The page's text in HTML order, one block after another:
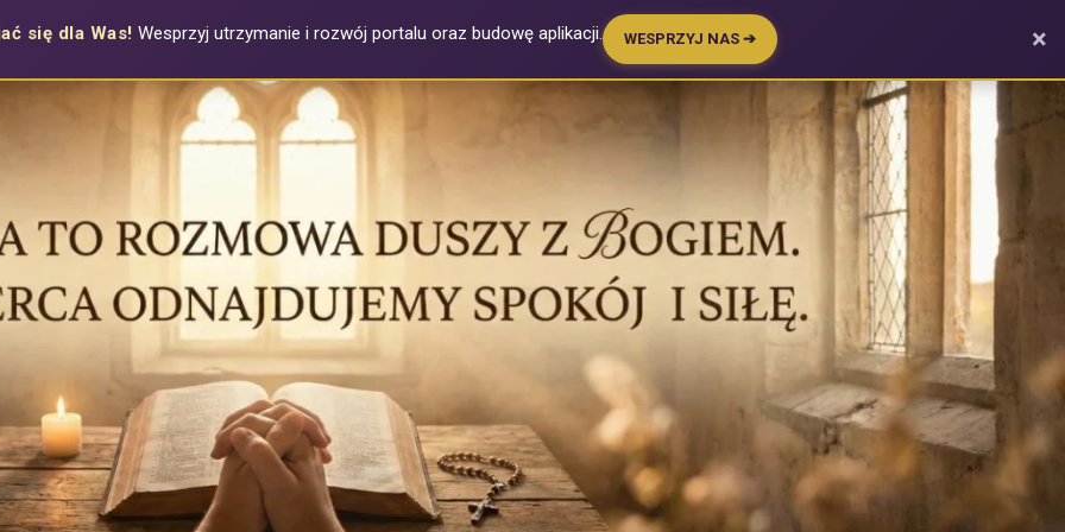
się dla Was! Wesprzyj utrzymanie i rozwój portalu oraz budowę aplikacji. WESPRZYJ NAS ➔ ×